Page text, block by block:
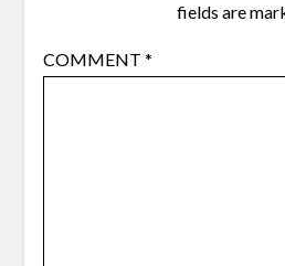
fields are
COMMENT *